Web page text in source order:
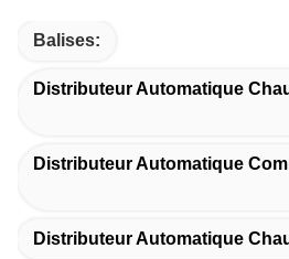
Balises:
Distributeur Automatique
Distributeur Automatique
Distributeur Automatique